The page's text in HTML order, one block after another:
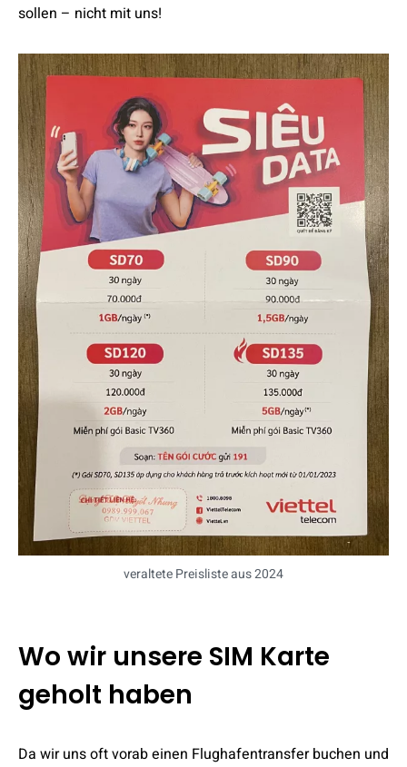
sollen – nicht mit uns!
veraltete Preisliste aus 2024
Wo wir unsere SIM Karte
geholt haben
Da wir uns oft vorab einen Flughafentransfer buchen und